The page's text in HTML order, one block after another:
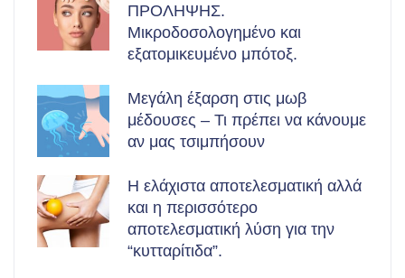
ΠΡΟΛΗΨΗΣ.
Μικροδοσολογημένο και
εξατομικευμένο μπότοξ.
Μεγάλη έξαρση στις μωβ
μέδουσες – Τι πρέπει να κάνουμε
αν μας τσιμπήσουν
Η ελάχιστα αποτελεσματική αλλά
και η περισσότερο
αποτελεσματική λύση για την
“κυτταρίτιδα”.